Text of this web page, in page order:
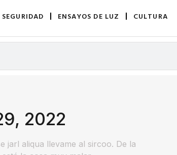
SEGURIDAD ENSAYOS DE LUZ CULTURA
2022
jarl aliqua llevame al sircoo. De la